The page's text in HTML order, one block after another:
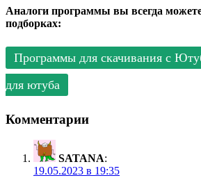
Аналоги программы вы всегда
подборках:
Программы для скачивания с
для ютуба
Комментарии
SATANA:
19.05.2023 в 19:35